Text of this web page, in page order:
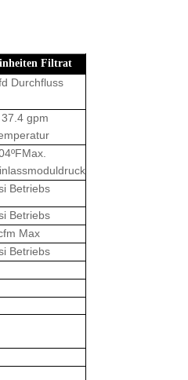
Filtrat
Durchfluss
37.4 gpm
Max.
Betriebs
Betriebs
Max
Betriebs